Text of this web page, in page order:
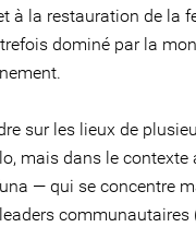
à la restauration de la
dominé par la
sur les lieux de
mais dans le contexte
— qui se concentre
communautaires